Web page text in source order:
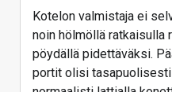
Kotelon valmistaja ei
noin hölmöllä ratkaisulla
pöydällä pidettäväksi.
portit olisi